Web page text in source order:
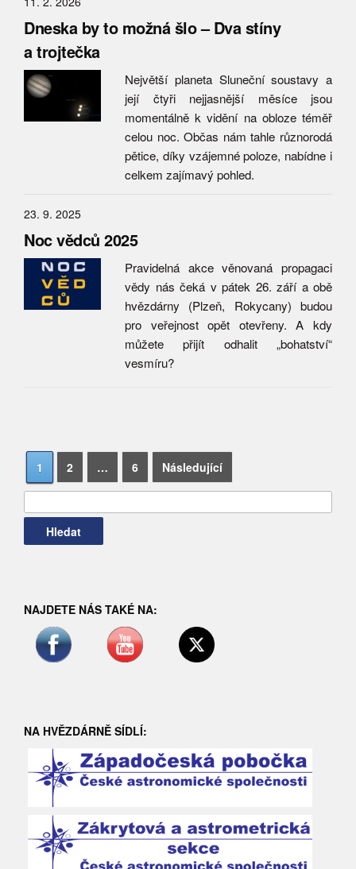
Dneska by to možná šlo – Dva stíny
a trojtečka
Největší planeta Sluneční soustavy a
její čtyři nejjasnější měsíce jsou
momentálně k vidění na obloze téměř
celou noc. Občas nám tahle různorodá
pětice, díky vzájemné poloze, nabídne i
celkem zajímavý pohled.
23. 9. 2025
Noc vědců 2025
Pravidelná akce věnovaná propagaci
vědy nás čeká v pátek 26. září a obě
hvězdárny (Plzeň, Rokycany) budou
pro veřejnost opět otevřeny. A kdy
můžete přijít odhalit „bohatství“
vesmíru?
Navigace
pro
příspěvky
1 2 … 6 Následující
Vyhledávání
NAJDETE NÁS TAKÉ NA:
NA HVĚZDÁRNĚ SÍDLÍ: